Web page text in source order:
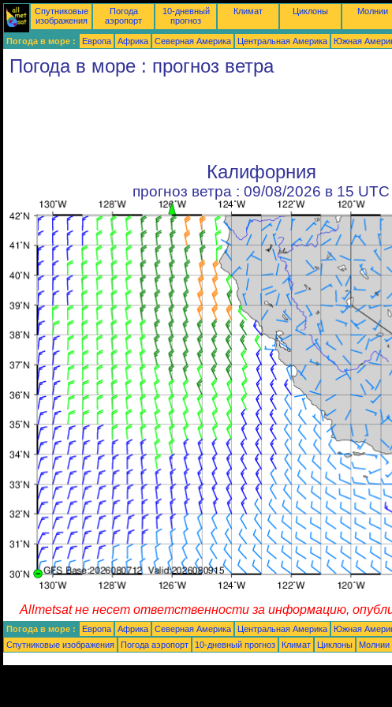
Спутниковые
изображения
Погода
аэропорт
10-дневный
прогноз
Климат Циклоны Молнии
Погода в море : Европа Африка Северная Америка Центральная Америка Южная
Погода в море : прогноз ветра
Калифорния
прогноз ветра : 09/08/2026 в 15 UTC
Allmetsat не несет ответственности за информацию,
Погода в море : Европа Африка Северная Америка Центральная Америка Южная
Спутниковые изображения
Погода аэропорт 10-дневный прогноз Климат Циклоны Молнии